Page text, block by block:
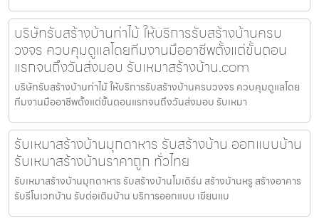
บริษัทรับสร้างบ้านท่าไม้ ให้บริการรับสร้างบ้านครบ
วงจร ควบคุมดูแลโดยทีมงานมืออาชีพตั้งแต่ขั้นตอน
แรกจนถึงวันส่งมอบ รับเหมาสร้างบ้าน.com
บริษัทรับสร้างบ้านท่าไม้ ให้บริการรับสร้างบ้านครบวงจร ควบคุมดูแลโดย
ทีมงานมืออาชีพตั้งแต่ขั้นตอนแรกจนถึงวันส่งมอบ รับเหมา
รับเหมาสร้างบ้านมุกดาหาร รับสร้างบ้าน ออกแบบบ้าน
รับเหมาสร้างบ้านราคาถูก ทั่วไทย
รับเหมาสร้างบ้านมุกดาหาร รับสร้างบ้านโมเดิร์น สร้างบ้านหรู สร้างอาคาร
รับรีโนเวทบ้าน รับต่อเติมบ้าน บริการออกแบบ เขียนแบ